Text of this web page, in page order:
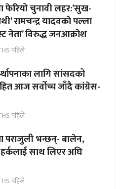
फेरियो चुनावी लहर:’सुख-
रामचन्द्र यादवको पल्ला
नेता’ विरुद्ध जनआक्रोश
पहिले
लागि सांसदको
आज सर्वोच्च जाँदै कांग्रेस-
पहिले
पराजुली भन्छन्- बालेन,
साथ लिएर अघि
पहिले